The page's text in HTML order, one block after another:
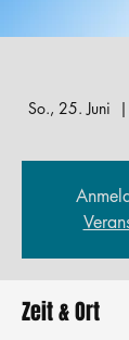
So., 25. Juni
  |
Zeit & Ort